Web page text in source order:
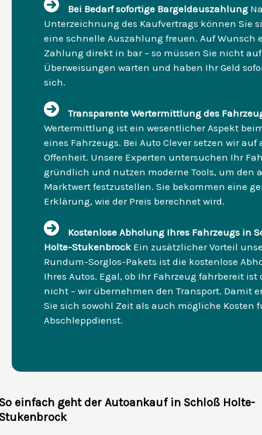
Bei Bedarf sofortige Bargeldauszahlung
Unterzeichnung des Kaufvertrags können Sie
eine schnelle Auszahlung freuen. Auf Wunsch
Zahlung direkt in bar – so müssen Sie nicht auf
Überweisungen warten und haben Ihr Geld
sich.
Transparente Wertermittlung des
Wertermittlung ist ein wesentlicher Aspekt
eines Fahrzeugs. Bei Auto Clever setzen wir auf
Offenheit. Unsere Experten untersuchen Ihr
gründlich und nutzen moderne Tools, um den
Marktwert festzustellen. Sie bekommen eine
Erklärung, wie der Preis berechnet wird.
Kostenlose Abholung Ihres Fahrzeugs in
Holte-Stukenbrock Ein zusätzlicher Vorteil
Rundum-Sorglos-Pakets ist die kostenlose
Ihres Autos. Egal, ob Ihr Fahrzeug fahrbereit ist
nicht – wir übernehmen den Transport. Damit
Sie sich sowohl Zeit als auch mögliche Kosten
Abschleppdienst.
einfach geht der Autoankauf in Schloß Holte-